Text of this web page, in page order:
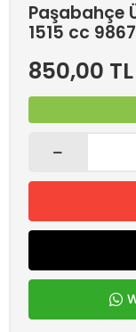
Paşabahçe
1515 cc
850,00 TL